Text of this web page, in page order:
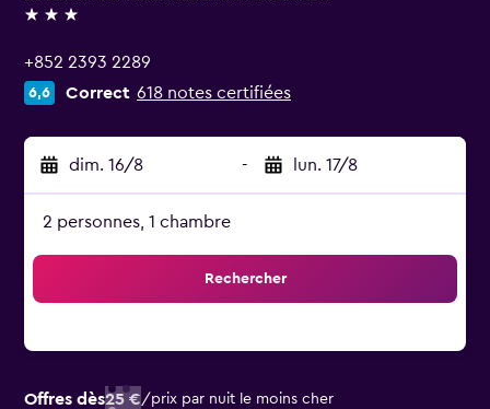
3 étoiles
+852 2393 2289
6,6 Correct 618 notes certifiées
dim. 16/8 - lun. 17/8
2 personnes, 1 chambre
Rechercher
Offres dès25 €/prix par nuit le moins cher